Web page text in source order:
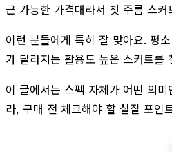
근 가능한 가격대라서 첫 주름 스
이런 분들에게 특히 잘 맞아요. 평
가 달라지는 활용도 높은 스커트를
이 글에서는 스펙 자체가 어떤 의
라, 구매 전 체크해야 할 실질 포인